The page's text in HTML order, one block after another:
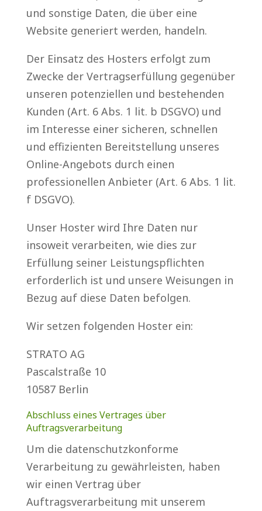
und sonstige Daten, die über eine
Website generiert werden, handeln.
Der Einsatz des Hosters erfolgt zum
Zwecke der Vertragserfüllung gegenüber
unseren potenziellen und bestehenden
Kunden (Art. 6 Abs. 1 lit. b DSGVO) und
im Interesse einer sicheren, schnellen
und effizienten Bereitstellung unseres
Online-Angebots durch einen
professionellen Anbieter (Art. 6 Abs. 1 lit.
f DSGVO).
Unser Hoster wird Ihre Daten nur
insoweit verarbeiten, wie dies zur
Erfüllung seiner Leistungspflichten
erforderlich ist und unsere Weisungen in
Bezug auf diese Daten befolgen.
Wir setzen folgenden Hoster ein:
STRATO AG
Pascalstraße 10
10587 Berlin
Abschluss eines Vertrages über
Auftragsverarbeitung
Um die datenschutzkonforme
Verarbeitung zu gewährleisten, haben
wir einen Vertrag über
Auftragsverarbeitung mit unserem